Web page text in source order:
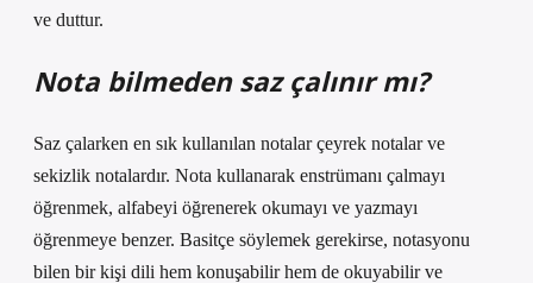
ve duttur.
Nota bilmeden saz çalınır mı?
Saz çalarken en sık kullanılan notalar çeyrek notalar ve
sekizlik notalardır. Nota kullanarak enstrümanı çalmayı
öğrenmek, alfabeyi öğrenerek okumayı ve yazmayı
öğrenmeye benzer. Basitçe söylemek gerekirse, notasyonu
bilen bir kişi dili hem konuşabilir hem de okuyabilir ve